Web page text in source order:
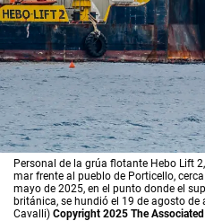
Personal de la grúa flotante Hebo Lift
mar frente al pueblo de Porticello,
mayo de 2025, en el punto donde el
británica, se hundió el 19 de agosto
Cavalli) Copyright 2025 The